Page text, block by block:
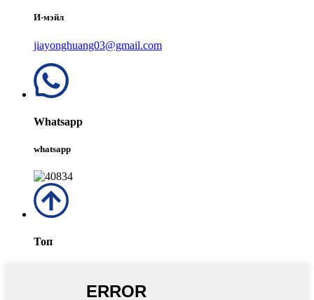
И-мэйл
jiayonghuang03@gmail.com
Whatsapp
whatsapp
Топ